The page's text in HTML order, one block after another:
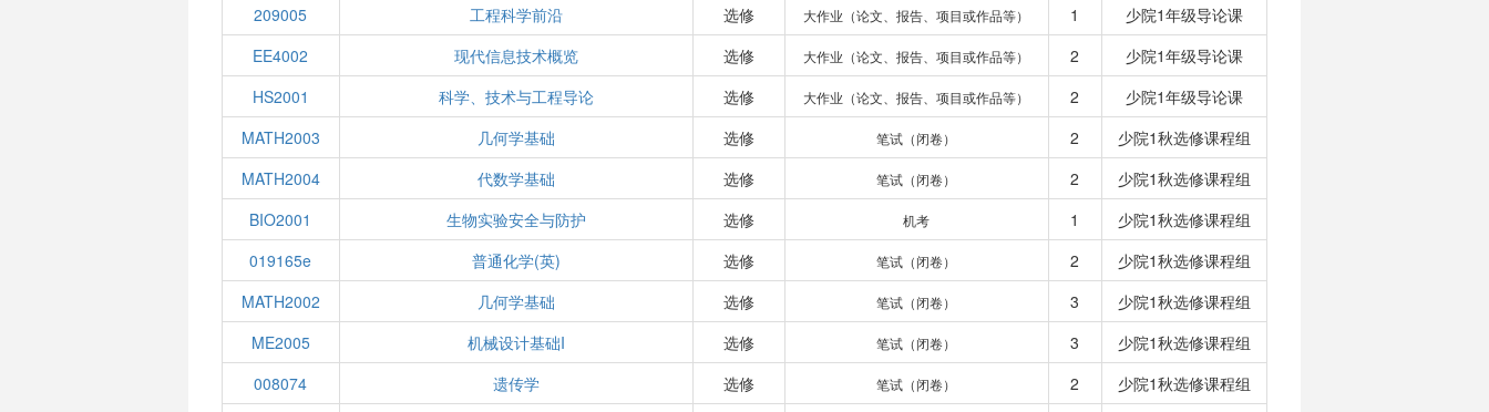
209005
工程科学前沿 选修 大作业（论文、报告、项目或作品等） 1
少院1年级导论课
EE4002
现代信息技术概览 选修 大作业（论文、报告、项目或作品等） 2
少院1年级导论课
HS2001
科学、技术与工程导论 选修 大作业（论文、报告、项目或作品等） 2
少院1年级导论课
MATH2003
几何学基础 选修 笔试（闭卷） 2
少院1秋选修课程组
MATH2004
代数学基础 选修 笔试（闭卷） 2
少院1秋选修课程组
BIO2001
生物实验安全与防护 选修 机考 1
少院1秋选修课程组
019165e
普通化学(英) 选修 笔试（闭卷） 2
少院1秋选修课程组
MATH2002
几何学基础 选修 笔试（闭卷） 3
少院1秋选修课程组
ME2005
机械设计基础I 选修 笔试（闭卷） 3
少院1秋选修课程组
008074
遗传学 选修 笔试（闭卷） 2
少院1秋选修课程组